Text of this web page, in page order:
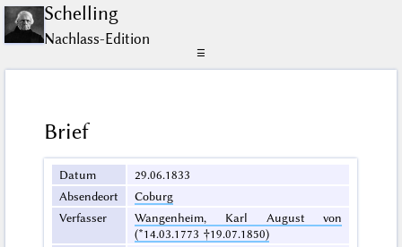
Schelling
Nachlass-Edition
☰
Brief
Datum
29.06.1833
Absendeort
Coburg
Verfasser
Wangenheim, Karl August von
(*14.03.1773 †19.07.1850)